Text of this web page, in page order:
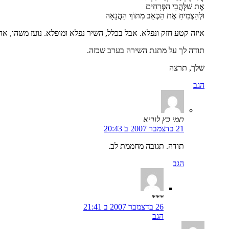
אֶת שַׁלְּהֲבֵי הַפְּרָחִים
וּלְהַצְמִיחַ אֶת הַכְּאֵב מִתּוֹךְ הַהֲנָאָה
איזה קטע חזק ונפלא. אבל בכלל, השיר נפלא ומופלא. נועז משהו,
תודה לך על מתנת השירה בערב שכזה.
שלך, תרצה
הגב
תמי כץ לוריא
21 בדצמבר 2007 ב 20:43
תודה. תגובה מחממת לב.
הגב
***
26 בדצמבר 2007 ב 21:41
הגב